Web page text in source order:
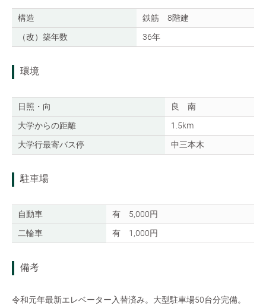
構造
鉄筋 8階建
（改）築年数
36年
環境
日照・向
良 南
大学からの距離
1.5km
大学行最寄バス停
中三本木
駐車場
自動車
有 5,000円
二輪車
有 1,000円
備考
令和元年最新エレベーター入替済み。大型駐車場50台分完備。